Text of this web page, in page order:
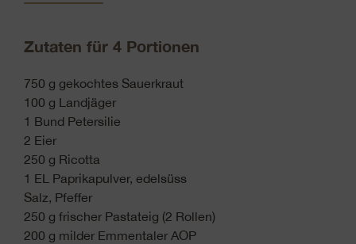
Zutaten für 4 Portionen
750 g gekochtes Sauerkraut
100 g Landjäger
1 Bund Petersilie
2 Eier
250 g Ricotta
1 EL Paprikapulver, edelsüss
Salz, Pfeffer
250 g frischer Pastateig (2 Rollen)
200 g milder Emmentaler AOP